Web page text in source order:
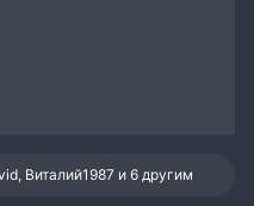
, Виталий1987 и 6 другим